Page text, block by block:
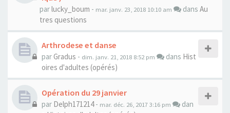
parlucky_boum - mar. janv. 23, 2018 10:10 am dans Au
tres questions
Arthrodese et danse
parGradus - dim. janv. 21, 2018 8:52 pm dans Hist
oires d'adultes (opérés)
Opération du 29 janvier
par Delph171214- mar. déc. 26, 2017 3:16 pm
dan